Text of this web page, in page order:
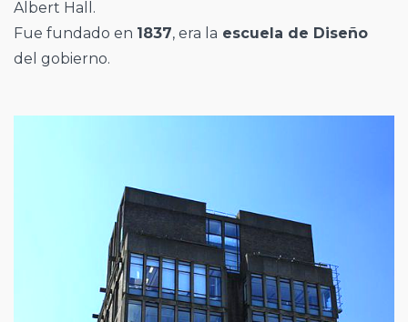
Albert Hall.
Fue fundado en 1837, era la escuela de Diseño
del gobierno.